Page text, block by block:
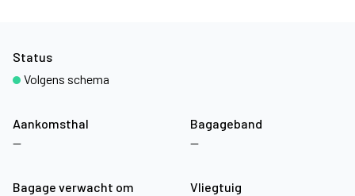
Aankomsthal
—
Bagageband
—
Bagage verwacht om
Vliegtuig
Status
Volgens schema